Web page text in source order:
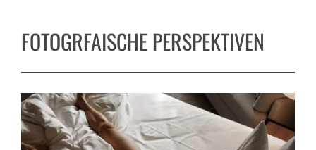
FOTOGRFAISCHE PERSPEKTIVEN